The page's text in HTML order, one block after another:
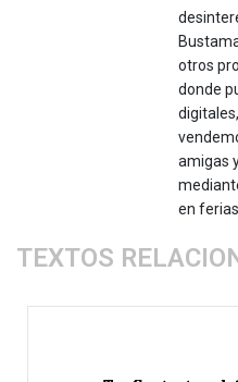
otros
donde
amigas
en
TEXTOS